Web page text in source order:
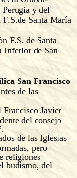
Perugia y del
Santa María
F.S. de Santa
Inferior de San
San Francisco
de las
Francisco Javier
del consejo
de las Iglesias
pero
religiones
budismo, del